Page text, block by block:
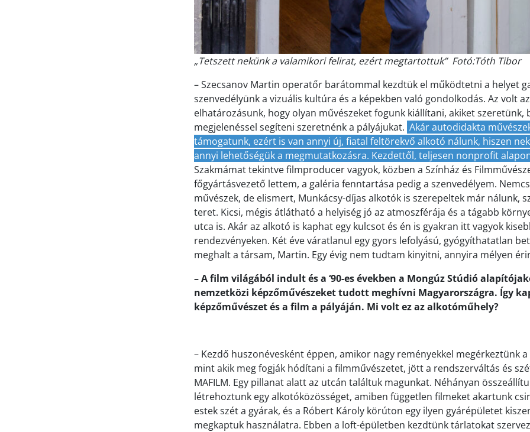
„Tetszett nekünk a valamikori felirat, ezért megtartottuk” Fotó:Tóth Tibor
– Szecsanov Martin operatőr barátommal kezdtük el működtetni a helyet
szenvedélyünk a vizuális kultúra és a képekben való gondolkodás. Az volt az
elhatározásunk, hogy olyan művészeket fogunk kiállítani, akiket szeretünk,
megjelenéssel segíteni szeretnénk a pályájukat. Akár autodidakta
támogatunk, ezért is van annyi új, fiatal feltörekvő alkotó nálunk, hiszen
annyi lehetőségük a megmutatkozásra. Kezdettől, teljesen nonprofit
Szakmámat tekintve filmproducer vagyok, közben a Színház és
főgyártásvezető lettem, a galéria fenntartása pedig a szenvedélyem.
művészek, de elismert, Munkácsy-díjas alkotók is szerepeltek már nálunk,
teret. Kicsi, mégis átlátható a helyiség jó az atmoszférája és a tágabb
utca is. Akár az alkotó is kaphat egy kulcsot és én is gyakran itt vagyok
rendezvényeken. Két éve váratlanul egy gyors lefolyású, gyógyíthatatlan
meghalt a társam, Martin. Egy évig nem tudtam kinyitni, annyira mélyen
– A film világából indult és a ‘90-es években a Mongúz Stúdió
nemzetközi képzőművészeket tudott meghívni Magyarországra. Így
képzőművészet és a film a pályáján. Mi volt ez az alkotóműhely?
– Kezdő huszonévesként éppen, amikor nagy reményekkel megérkeztünk
mint akik meg fogják hódítani a filmművészetet, jött a rendszerváltás és
MAFILM. Egy pillanat alatt az utcán találtuk magunkat. Néhányan
létrehoztunk egy alkotóközösséget, amiben független filmeket akartunk
estek szét a gyárak, és a Róbert Károly körúton egy ilyen gyárépületet
megkaptuk használatra. Ebben a loft-épületben kezdtünk tárlatokat